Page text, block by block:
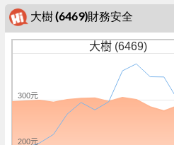
大樹 (6469)財務安全
大樹 (6469)
200元
300元